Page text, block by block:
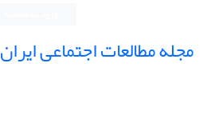
مجله مطالعات اجتماعی ایران